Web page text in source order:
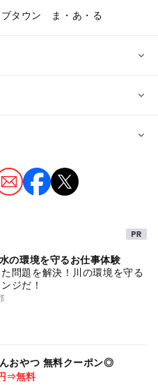
ブタウン ま・あ・る
先着順で追加募集受付。
側の都合などにより変更にな
の環境を守るお仕事体験
問題を解決！川の環境を守る
ジだ！
おやつ 無料クーポン◎
⇒無料